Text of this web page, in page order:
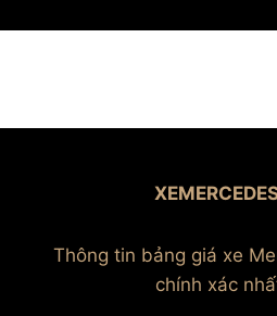
Thông tin bảng giá xe
chính xác